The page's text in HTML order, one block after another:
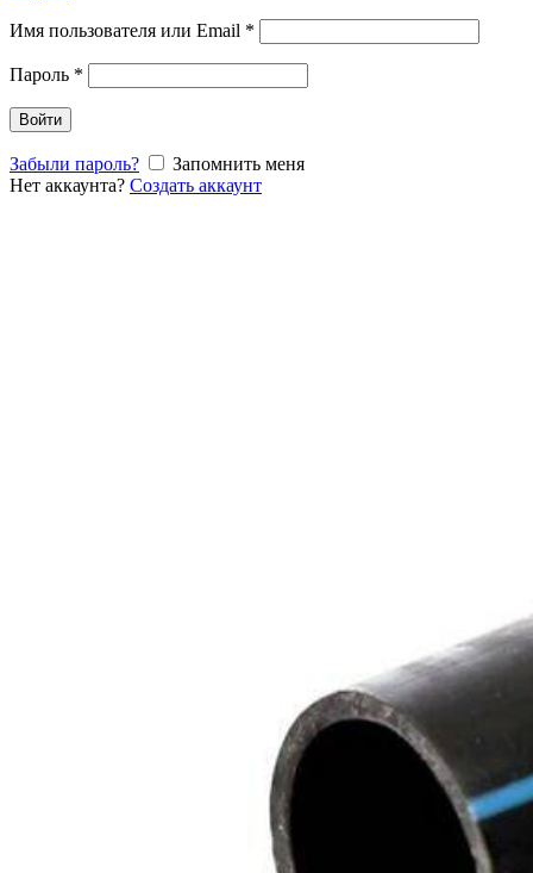
Имя пользователя или Email *
Пароль *
Войти
Забыли пароль?
Запомнить меня
Нет аккаунта? Создать аккаунт